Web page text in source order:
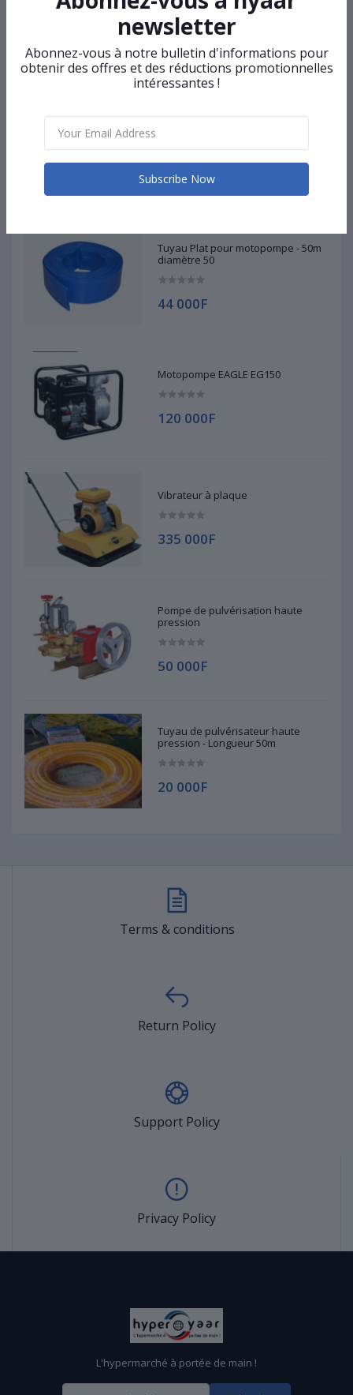
Visit Store
Top Selling Products
55 000F
Tuyau Plat pour motopompe - 50m
diamètre 50
44 000F
Motopompe EAGLE EG150
120 000F
Vibrateur à plaque
335 000F
Pompe de pulvérisation haute
pression
50 000F
Tuyau de pulvérisateur haute
pression - Longueur 50m
20 000F
Terms & conditions
Return Policy
Support Policy
Privacy Policy
L'hypermarché à portée de main !
newsletter
Abonnez-vous à notre bulletin d'informations pour
obtenir des offres et des réductions promotionnelles
intéressantes !
Subscribe Now